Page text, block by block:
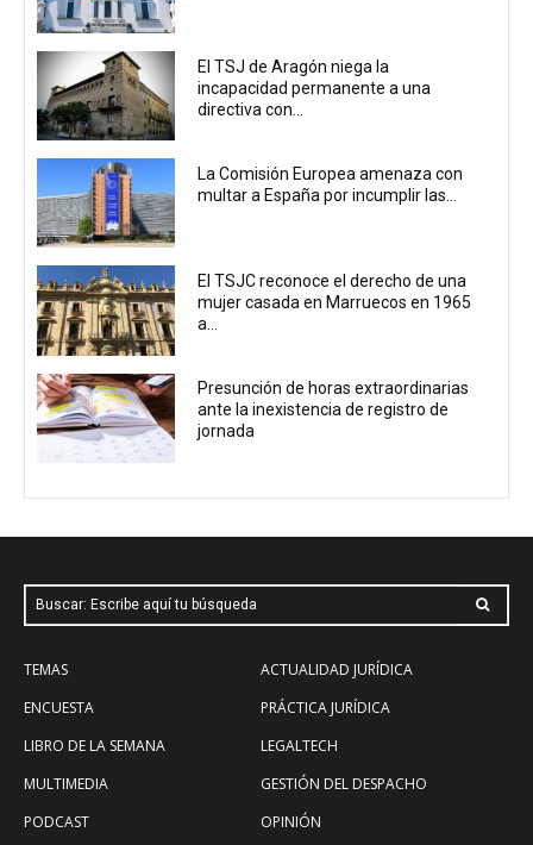
El TSJ de Aragón niega la
incapacidad permanente a una
directiva con...
La Comisión Europea amenaza con
multar a España por incumplir las...
El TSJC reconoce el derecho de una
mujer casada en Marruecos en 1965
a...
Presunción de horas extraordinarias
ante la inexistencia de registro de
jornada
Buscar: Escribe aquí tu búsqueda
TEMAS
ENCUESTA
LIBRO DE LA SEMANA
MULTIMEDIA
PODCAST
ACTUALIDAD JURÍDICA
PRÁCTICA JURÍDICA
LEGALTECH
GESTIÓN DEL DESPACHO
OPINIÓN